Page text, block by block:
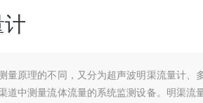
量原理的不同，又分为超声波明渠流量计、
道中测量流体流量的系统监测设备。明渠流